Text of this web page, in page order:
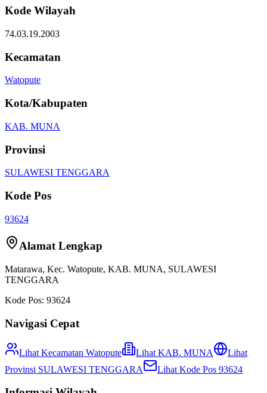
Kode Wilayah
74.03.19.2003
Kecamatan
Watopute
Kota/Kabupaten
KAB. MUNA
Provinsi
SULAWESI TENGGARA
Kode Pos
93624
Alamat Lengkap
Matarawa, Kec. Watopute, KAB. MUNA, SULAWESI
TENGGARA
Kode Pos: 93624
Navigasi Cepat
Lihat Kecamatan Watopute Lihat KAB. MUNA
Lihat
Provinsi SULAWESI TENGGARA Lihat Kode Pos 93624